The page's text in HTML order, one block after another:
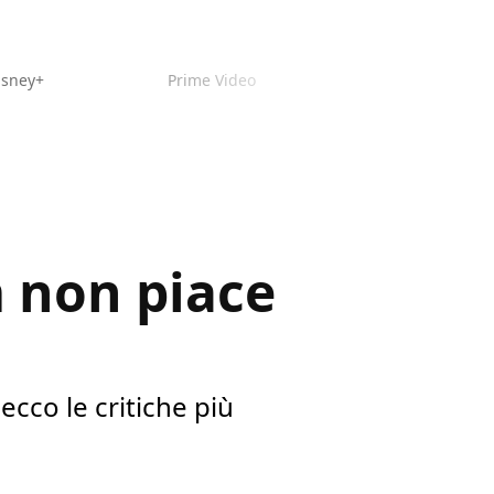
Prime Video
non piace
le critiche più